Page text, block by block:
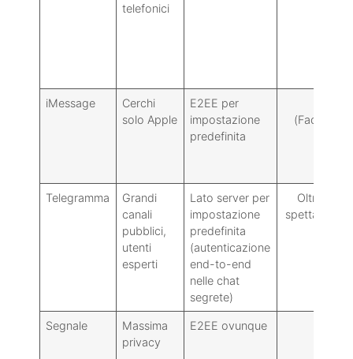
telefonici
iMessage
Cerchi
solo Apple
E2EE per
impostazione
predefinita
(FaceTime)
Telegramma
Grandi
canali
pubblici,
utenti
esperti
Lato server per
impostazione
predefinita
(autenticazione
end-to-end
nelle chat
segrete)
Oltre 1000
spettatori (in
Segnale
Massima
privacy
E2EE ovunque